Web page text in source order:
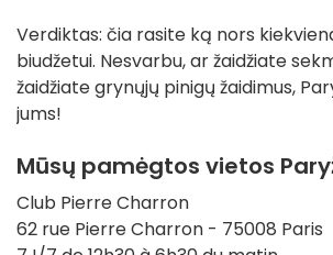
Verdiktas: čia rasite ką nors
biudžetui. Nesvarbu, ar žaidžiate
žaidžiate grynųjų pinigų žaidimus,
jums!
Mūsų pamėgtos vietos
Club Pierre Charron
62 rue Pierre Charron - 75008 Paris